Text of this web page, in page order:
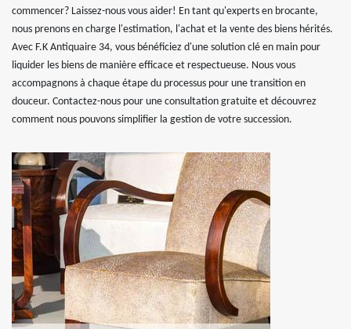
commencer? Laissez-nous vous aider! En tant qu'experts en brocante,
nous prenons en charge l'estimation, l'achat et la vente des biens hérités.
Avec F.K Antiquaire 34, vous bénéficiez d'une solution clé en main pour
liquider les biens de manière efficace et respectueuse. Nous vous
accompagnons à chaque étape du processus pour une transition en
douceur. Contactez-nous pour une consultation gratuite et découvrez
comment nous pouvons simplifier la gestion de votre succession.